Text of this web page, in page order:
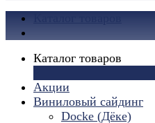
Каталог товаров
Акции
Виниловый сайдинг
Docke (Дёке)